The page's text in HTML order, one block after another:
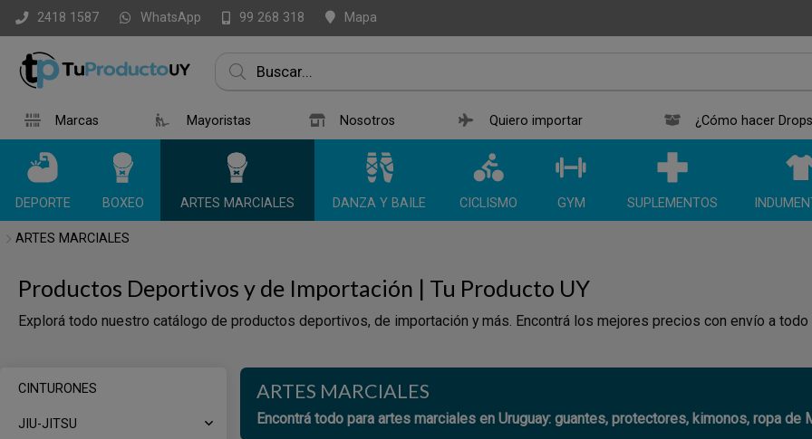
2418 1587 WhatsApp 99 268 318 Mapa
Marcas Mayoristas Nosotros Quiero importar ¿Cómo hacer
DEPORTE BOXEO ARTES MARCIALES DANZA Y BAILE CICLISMO GYM SUPLEMENTOS
ARTES MARCIALES
Productos Deportivos y de Importación | Tu Producto UY
Explorá todo nuestro catálogo de productos deportivos, de importación y más. Encontrá los mejores precios con envío a todo
CINTURONES
JIU-JITSU
ARTES MARCIALES
Encontrá todo para artes marciales en Uruguay: guantes, protectores, kimonos, ropa